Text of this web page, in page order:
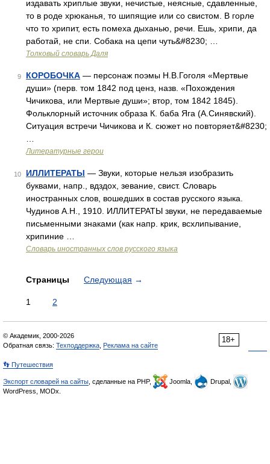
издавать хриплые звуки, нечистые, неясные, сдавленные,
то в роде хрюканья, то шипящие или со свистом. В горле
что то хрипит, есть помеха дыханью, речи. Ешь, хрипи, да
работай, не спи. Собака на цепи чуть&#8230; …
Толковый словарь Даля
9 КОРОБОЧКА — персонаж поэмы Н.В.Гоголя «Мертвые
души» (перв. том 1842 под ценз, назв. «Похождения
Чичикова, или Мертвые души»; втор, том 1842 1845).
Фольклорный источник образа К. баба Яга (А.Синявский).
Ситуация встречи Чичикова и К. сюжет но повторяет&#8230;
Литературные герои
10 ИЛЛИТЕРАТЫ — Звуки, которые нельзя изобразить
буквами, напр., вдздох, зевание, свист. Словарь
иностранных слов, вошедших в состав русского языка.
Чудинов А.Н., 1910. ИЛЛИТЕРАТЫ звуки, не передаваемые
письменными знаками (как напр. крик, всхлипывание,
хрипиние …
Словарь иностранных слов русского языка
Страницы Следующая →
1 2
18+
© Академик, 2000-2026
Обратная связь: Техподдержка Реклама на сайте
👣 Путешествия
Экспорт словарей на сайты , сделанные на PHP, Joomla,
Drupal,
WordPress, MODx.